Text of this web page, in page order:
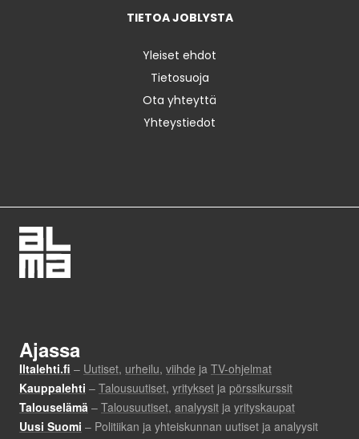
TIETOA JOBLYSTA
Yleiset ehdot
Tietosuoja
Ota yhteyttä
Yhteystiedot